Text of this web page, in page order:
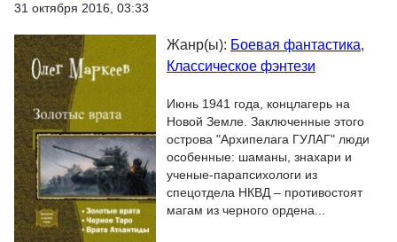
31 октября 2016, 03:33
Жанр(ы): Боевая фантастика,
Классическое фэнтези
Июнь 1941 года, концлагерь на
Новой Земле. Заключенные этого
острова "Архипелага ГУЛАГ" люди
особенные: шаманы, знахари и
ученые-парапсихологи из
спецотдела НКВД – противостоят
магам из черного ордена...